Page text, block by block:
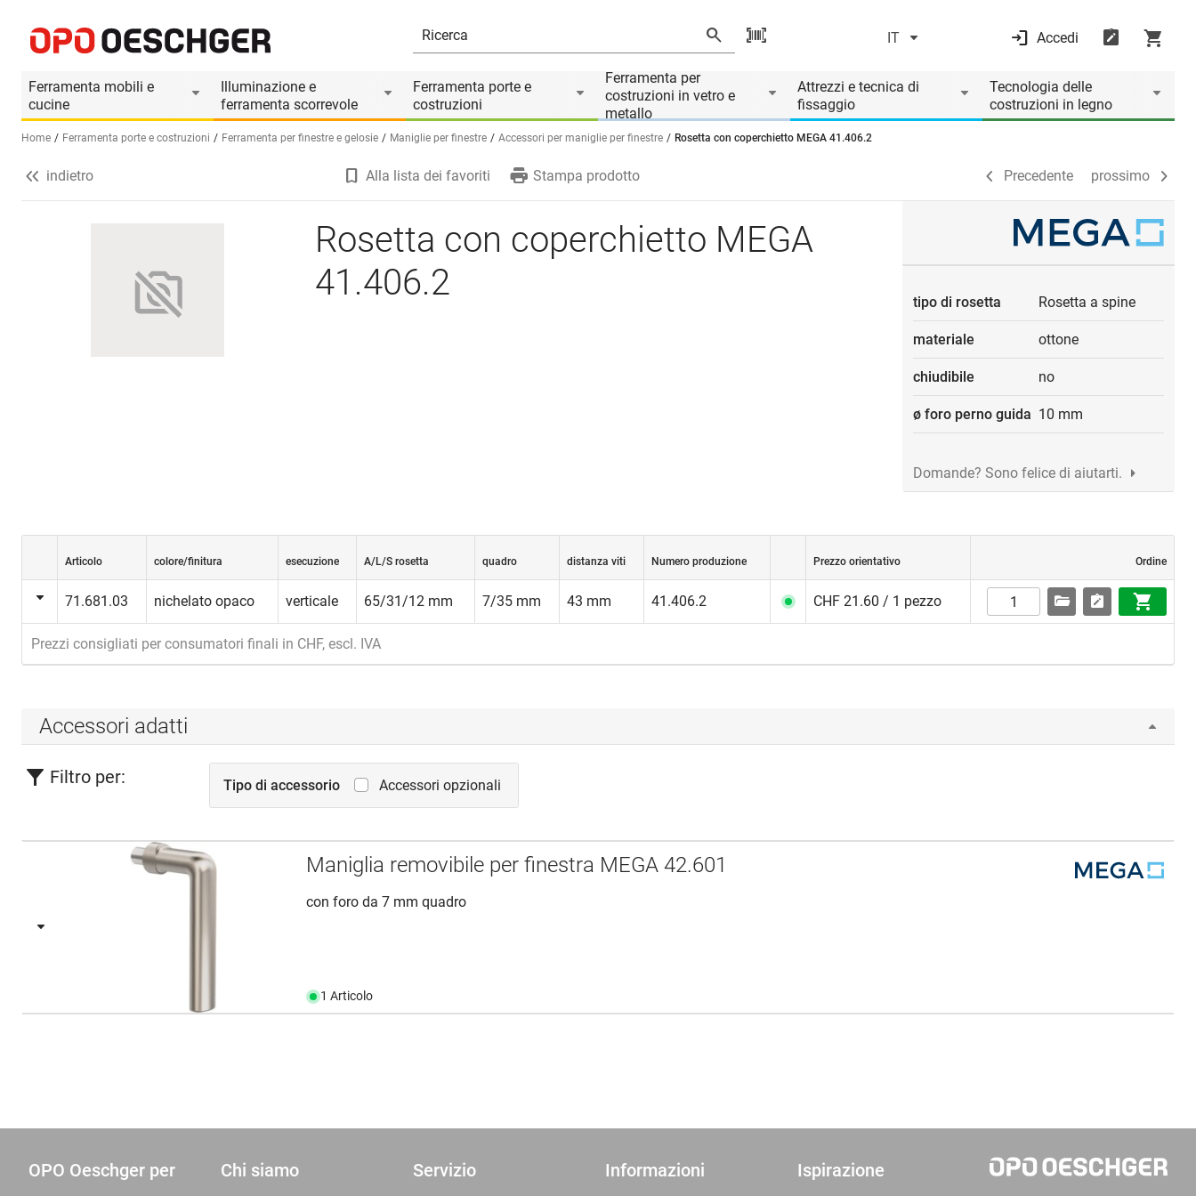
IT Accedi
Ferramenta mobili e
cucine
Illuminazione e
ferramenta scorrevole
Ferramenta porte e
costruzioni
Ferramenta per
costruzioni in vetro e
metallo
Attrezzi e tecnica di
fissaggio
Tecnologia delle
costruzioni in legno
Seleziona una lingua (IT)
Home Ferramenta porte e costruzioni Ferramenta per finestre e gelosie Maniglie per finestre Accessori per maniglie per finestre Rosetta con coperchietto MEGA 41.406.2
Informazioni prodotto
Accessori adatti Precedente prossimo
indietro Alla lista dei favoriti Stampa prodotto Precedente prossimo
Rosetta con coperchietto MEGA
41.406.2
tipo di rosetta Rosetta a spine
materiale ottone
chiudibile no
ø foro perno guida 10 mm
Domande? Sono felice di aiutarti.
Articolo colore/finitura esecuzione A/L/S rosetta quadro distanza viti Numero produzione Prezzo orientativo Ordine
71.681.03 nichelato opaco verticale 65/31/12 mm 7/35 mm 43 mm 41.406.2 CHF 21.60 / 1 pezzo
Prezzi consigliati per consumatori finali in CHF, escl. IVA
Accessori adatti
Filtro per: Tipo di accessorio Accessori opzionali
Maniglia removibile per finestra MEGA 42.601
con foro da 7 mm quadro
1 Articolo
OPO Oeschger per Chi siamo Servizio Informazioni Ispirazione